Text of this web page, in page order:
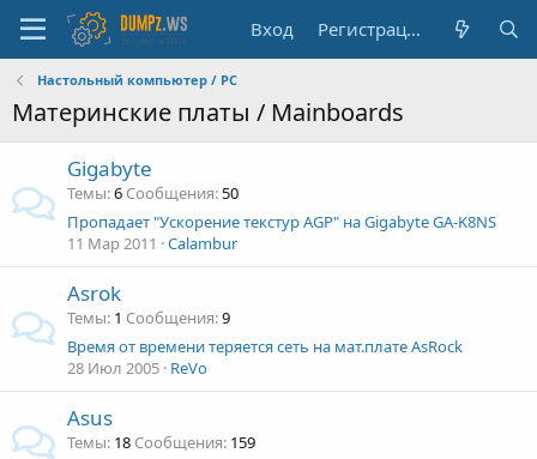
Вход Регистрация
Настольный компьютер / PC
Материнские платы / Mainboards
Gigabyte
Темы 6 Сообщения 50
Пропадает "Ускорение текстур AGP" на Gigabyte GA-K8NS
11 Мар 2011
Calambur
Asrok
Темы 1 Сообщения 9
Время от времени теряется сеть на мат.плате AsRock
28 Июл 2005 ReVo
Asus
Темы 18 Сообщения 159